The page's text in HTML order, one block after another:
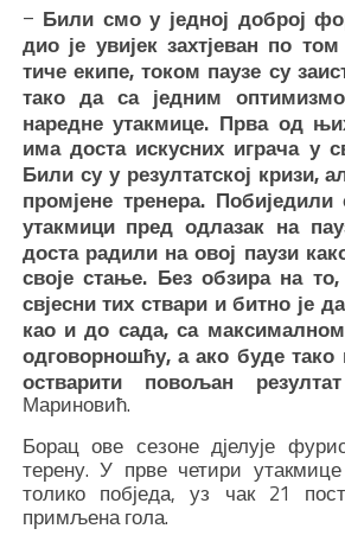
– Били смо у једној доброј
дио је увијек захтјеван по
тиче екипе, током паузе су
тако да са једним
наредне утакмице. Прва од
има доста искусних играча у
Били су у резултатској кризи,
промјене тренера.
утакмици пред одлазак на
доста радили на овој паузи
своје стање. Без обзира на
свјесни тих ствари и битно је
као и до сада, са
одговорношћу, а ако буде
остварити повољан резултат
Мариновић.
Борац ове сезоне дјелује
терену. У прве четири
толико побједа, уз чак 21
примљена гола.